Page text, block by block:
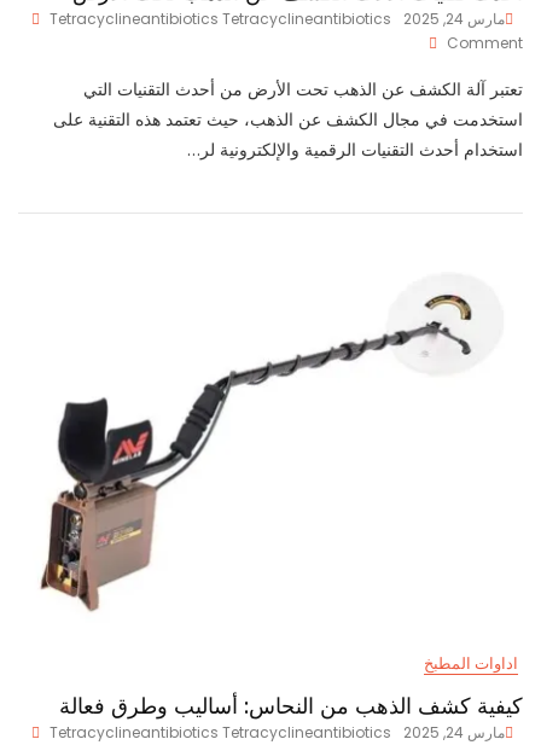
مارس 24, 2025
Tetracyclineantibiotics Tetracyclineantibiotics
Comment
تقنيات
الآلات
الكشف
عن
تعتبر آلة الكشف عن الذهب تحت الأرض من أحدث التقنيات التي
استخدمت في مجال الكشف عن الذهب، حيث تعتمد هذه التقنية على
استخدام أحدث التقنيات الرقمية والإلكترونية لر…
اداوات المطبخ
كيفية كشف الذهب من النحاس: أساليب وطرق فعالة
مارس 24, 2025
Tetracyclineantibiotics Tetracyclineantibiotics